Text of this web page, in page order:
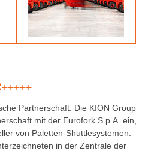
Partnerschaft. Die KION Group
mit der Eurofork S.p.A. ein,
von Paletten-Shuttlesystemen.
in der Zentrale der